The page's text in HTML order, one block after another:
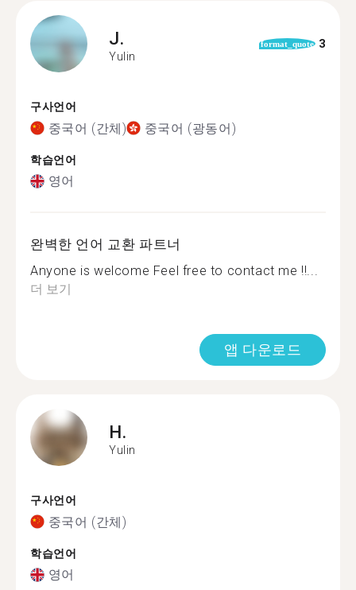
J.
Yulin
format_quote 3
구사언어
중국어 (간체) 중국어 (광동어)
학습언어
영어
완벽한 언어 교환 파트너
Anyone is welcome Feel free to contact me !!...
더 보기
앱 다운로드
H.
Yulin
구사언어
중국어 (간체)
학습언어
영어